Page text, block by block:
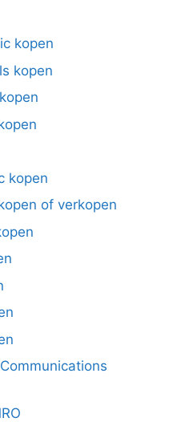
kopen
kopen
kopen
of verkopen